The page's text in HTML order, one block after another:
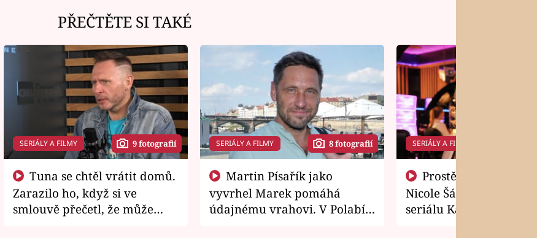
PŘEČTĚTE SI TAKÉ
SERIÁLY A FILMY 9 fotografií
Zarazilo ho, když si ve
smlouvě přečetl, že může
SERIÁLY A FILMY 8 fotografií
vyvrhel Marek pomáhá
údajnému vrahovi. V Polabí
SERIÁLY A FILMY
Nicole Šáchová získala
seriálu Kamarádi